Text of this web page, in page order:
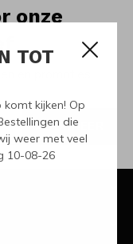
TOT
kijken! Op
die
weer met veel
10-08-26
onze
en promoties
ABONNEER